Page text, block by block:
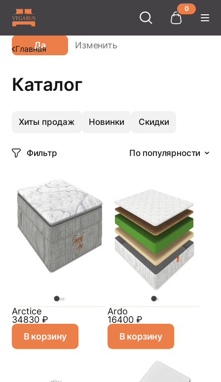
0
Ваш город
Да Изменить
Главная
Каталог
Хиты продаж Новинки Скидки
Фильтр По популярности
Arctice
34830 ₽
В корзину
Ardo
16400 ₽
В корзину